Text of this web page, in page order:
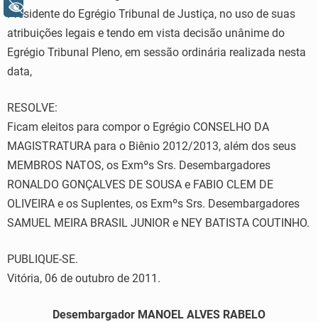
Presidente do Egrégio Tribunal de Justiça, no uso de suas
atribuições legais e tendo em vista decisão unânime do
Egrégio Tribunal Pleno, em sessão ordinária realizada nesta
data,
RESOLVE:
Ficam eleitos para compor o Egrégio CONSELHO DA
MAGISTRATURA para o Biênio 2012/2013, além dos seus
MEMBROS NATOS, os Exmºs Srs. Desembargadores
RONALDO GONÇALVES DE SOUSA e FABIO CLEM DE
OLIVEIRA e os Suplentes, os Exmºs Srs. Desembargadores
SAMUEL MEIRA BRASIL JUNIOR e NEY BATISTA COUTINHO.
PUBLIQUE-SE.
Vitória, 06 de outubro de 2011.
Desembargador MANOEL ALVES RABELO
+ Acessibilidade